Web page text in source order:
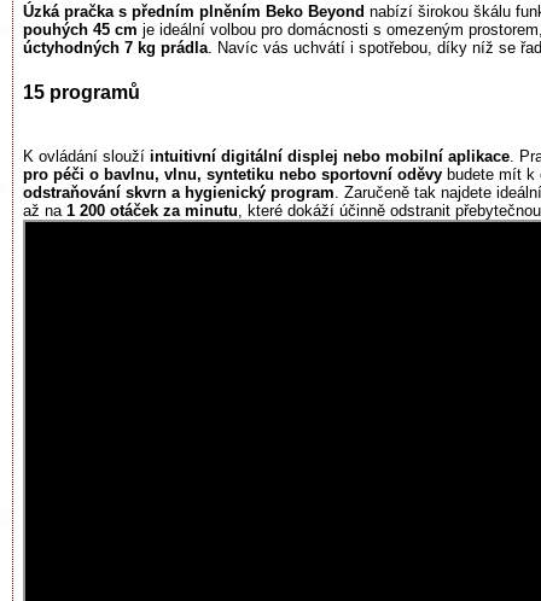
Úzká pračka s předním plněním Beko Beyond nabízí širokou škálu
pouhých 45 cm je ideální volbou pro domácnosti s omezeným
úctyhodných 7 kg prádla . Navíc vás uchvátí i spotřebou, díky níž se
15 programů
K ovládání slouží intuitivní digitální displej nebo mobilní aplikace.
pro péči o bavlnu, vlnu, syntetiku nebo sportovní oděvy budete mít
odstraňování skvrn a hygienický program. Zaručeně tak najdete
až na 1 200 otáček za minutu, které dokáží účinně odstranit